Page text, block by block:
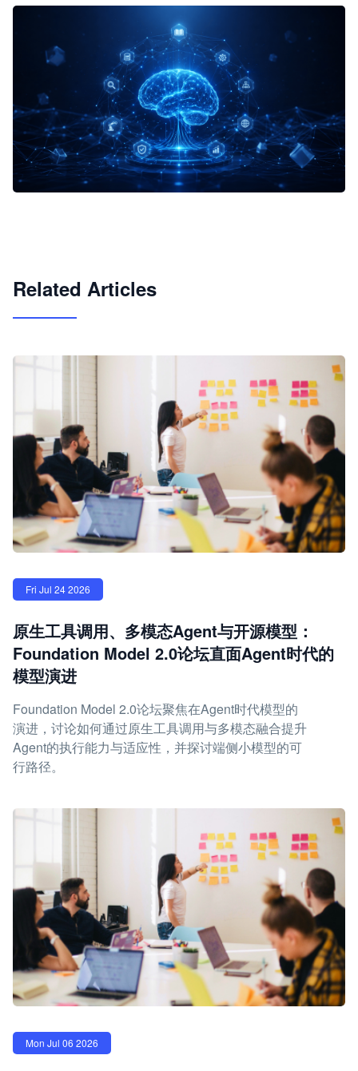
Related Articles
Fri Jul 24 2026
原生工具调用、多模态Agent与开源模型：
Foundation Model 2.0论坛直面Agent时代的
模型演进
Foundation Model 2.0论坛聚焦在Agent时代模型的
演进，讨论如何通过原生工具调用与多模态融合提升
Agent的执行能力与适应性，并探讨端侧小模型的可
行路径。
Mon Jul 06 2026